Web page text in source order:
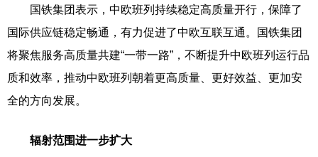
国铁集团表示，中欧班列持续稳定高质量开行，保障了
国际供应链稳定畅通，有力促进了中欧互联互通。国铁集团
将聚焦服务高质量共建“一带一路”，不断提升中欧班列运行品
质和效率，推动中欧班列朝着更高质量、更好效益、更加安
全的方向发展。
辐射范围进一步扩大